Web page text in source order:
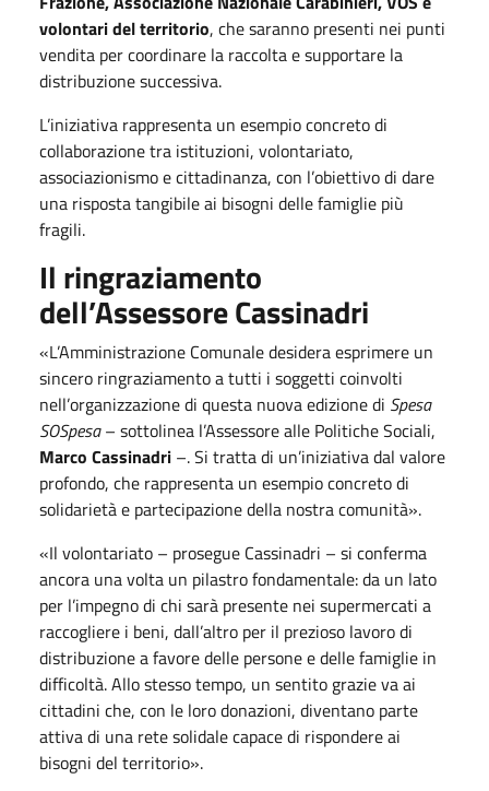
volontari del territorio, che saranno presenti nei punti
vendita per coordinare la raccolta e supportare la
distribuzione successiva.
L’iniziativa rappresenta un esempio concreto di
collaborazione tra istituzioni, volontariato,
associazionismo e cittadinanza, con l’obiettivo di dare
una risposta tangibile ai bisogni delle famiglie più
fragili.
Il ringraziamento
dell’Assessore Cassinadri
«L’Amministrazione Comunale desidera esprimere un
sincero ringraziamento a tutti i soggetti coinvolti
nell’organizzazione di questa nuova edizione di Spesa
SOSpesa– sottolinea l’Assessore alle Politiche Sociali,
Marco Cassinadri –. Si tratta di un’iniziativa dal valore
profondo, che rappresenta un esempio concreto di
solidarietà e partecipazione della nostra comunità».
«Il volontariato – prosegue Cassinadri – si conferma
ancora una volta un pilastro fondamentale: da un lato
per l’impegno di chi sarà presente nei supermercati a
raccogliere i beni, dall’altro per il prezioso lavoro di
distribuzione a favore delle persone e delle famiglie in
difficoltà. Allo stesso tempo, un sentito grazie va ai
cittadini che, con le loro donazioni, diventano parte
attiva di una rete solidale capace di rispondere ai
bisogni del territorio».